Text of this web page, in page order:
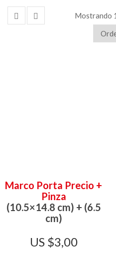
Mostrando
Marco Porta Precio +
Pinza
(10.5×14.8 cm) + (6.5
cm)
$3,00